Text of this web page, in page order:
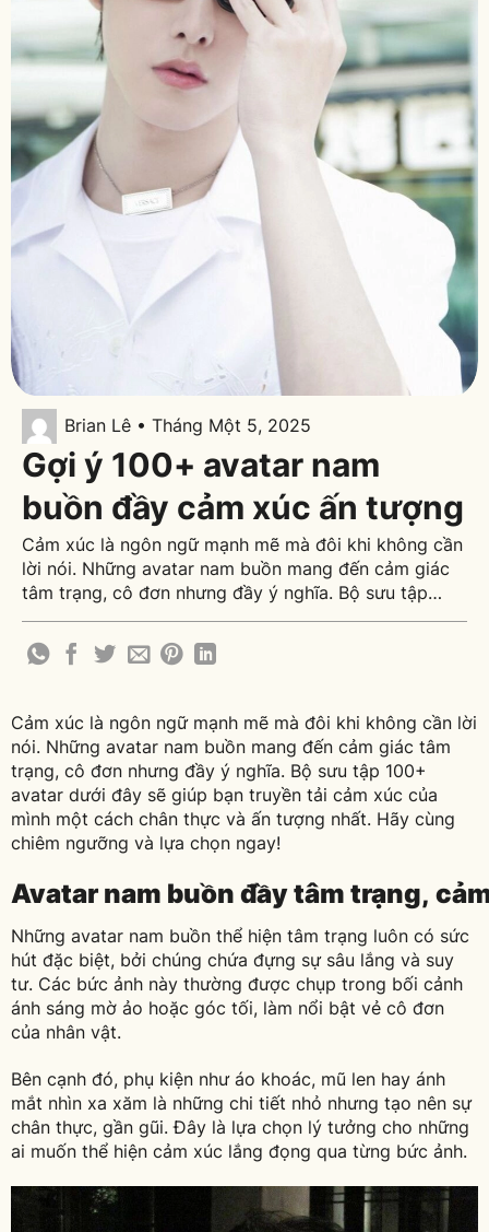
Brian Lê • Tháng Một 5, 2025
Gợi ý 100+ avatar nam
buồn đầy cảm xúc ấn tượng
Cảm xúc là ngôn ngữ mạnh mẽ mà đôi khi không cần
lời nói. Những avatar nam buồn mang đến cảm giác
tâm trạng, cô đơn nhưng đầy ý nghĩa. Bộ sưu tập
100+ avatar dưới đây sẽ giúp bạn truyền tải cảm xúc
của mình một cách chân thực và ấn tượng nhất. Hãy
[...]
Cảm xúc là ngôn ngữ mạnh mẽ mà đôi khi không cần lời
nói. Những avatar nam buồn mang đến cảm giác tâm
trạng, cô đơn nhưng đầy ý nghĩa. Bộ sưu tập 100+
avatar dưới đây sẽ giúp bạn truyền tải cảm xúc của
mình một cách chân thực và ấn tượng nhất. Hãy cùng
chiêm ngưỡng và lựa chọn ngay!
Avatar nam buồn đầy tâm trạng,
Những avatar nam buồn thể hiện tâm trạng luôn có sức
hút đặc biệt, bởi chúng chứa đựng sự sâu lắng và suy
tư. Các bức ảnh này thường được chụp trong bối cảnh
ánh sáng mờ ảo hoặc góc tối, làm nổi bật vẻ cô đơn
của nhân vật.
Bên cạnh đó, phụ kiện như áo khoác, mũ len hay ánh
mắt nhìn xa xăm là những chi tiết nhỏ nhưng tạo nên sự
chân thực, gần gũi. Đây là lựa chọn lý tưởng cho những
ai muốn thể hiện cảm xúc lắng đọng qua từng bức ảnh.